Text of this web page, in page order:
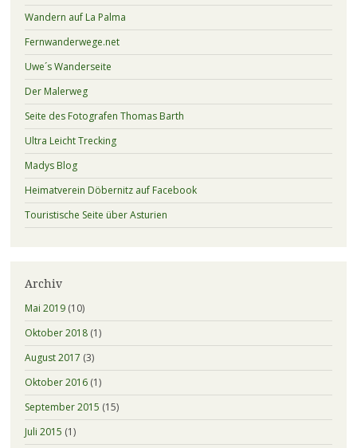
Wandern auf La Palma
Fernwanderwege.net
Uwe´s Wanderseite
Der Malerweg
Seite des Fotografen Thomas Barth
Ultra Leicht Trecking
Madys Blog
Heimatverein Döbernitz auf Facebook
Touristische Seite über Asturien
Archiv
Mai 2019(10)
Oktober 2018(1)
August 2017 (3)
Oktober 2016(1)
September 2015 (15)
Juli 2015 (1)